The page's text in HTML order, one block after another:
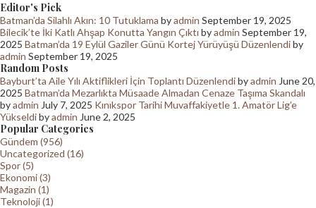
Editor's Pick
Batman’da Silahlı Akın: 10 Tutuklama byadmin September 19, 2025
Bilecik’te İki Katlı Ahşap Konutta Yangın Çıktı byadmin September 19,
2025 Batman’da 19 Eylül Gaziler Günü Kortej Yürüyüşü Düzenlendiby
admin September 19, 2025
Random Posts
Bayburt’ta Aile Yılı Aktiflikleri İçin Toplantı Düzenlendibyadmin June 20,
2025 Batman’da Mezarlıkta Müsaade Almadan Cenaze Taşıma Skandalı
byadmin July 7, 2025 Kınıkspor Tarihi Muvaffakiyetle 1. Amatör Lig’e
Yükseldibyadmin June 2, 2025
Popular Categories
Gündem (956)
Uncategorized (16)
Spor (5)
Ekonomi (3)
Magazin (1)
Teknoloji (1)